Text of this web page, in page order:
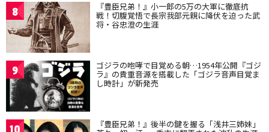
8 『豊臣兄弟！』小一郎の5万の大軍に徹底抗
戦！切腹覚悟で長宗我部元親に降伏を迫った武
将・谷忠澄の生涯
9 ゴジラの咆哮で目覚める朝…1954年公開『ゴジ
ラ』の貴重音源を搭載した「ゴジラ音声目覚ま
し時計」が新発売
『豊臣兄弟！』後半の鍵を握る「浅井三姉妹」